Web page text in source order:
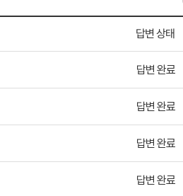
답변 상태
답변 완료
답변 완료
답변 완료
답변 완료